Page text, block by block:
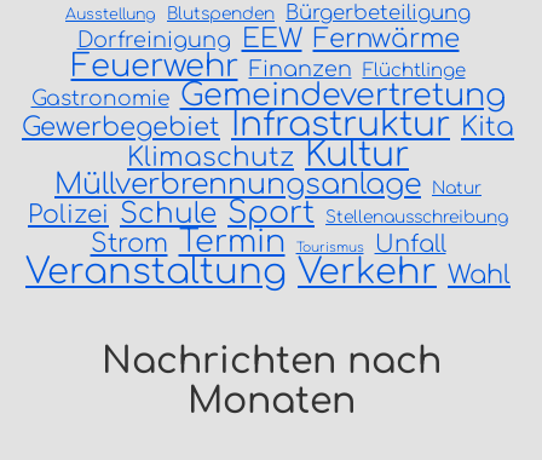
Ausstellung Blutspenden Bürgerbeteiligung
Dorfreinigung EEW Fernwärme
Feuerwehr Finanzen Flüchtlinge
Gastronomie Gemeindevertretung
Gewerbegebiet Infrastruktur Kita
Klimaschutz Kultur
Müllverbrennungsanlage Natur
Polizei Schule Sport Stellenausschreibung
Strom Termin Tourismus Unfall
Veranstaltung Verkehr Wahl
Nachrichten nach
Monaten